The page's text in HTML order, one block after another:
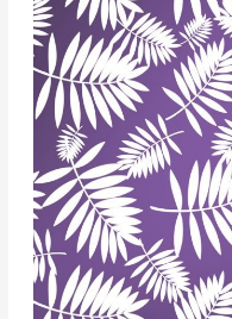
136.
Hojas
#2
cantidad